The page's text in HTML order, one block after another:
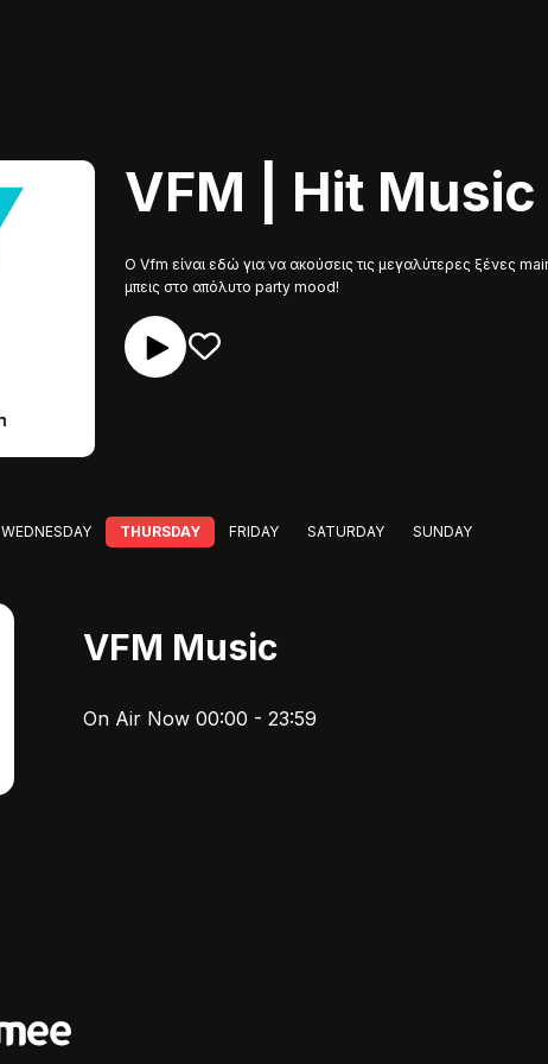
VFM | Hit
Ο Vfm είναι εδώ για να ακούσεις τις μεγαλύτερες ξένες
μπεις στο απόλυτο party mood!
WEDNESDAY THURSDAY FRIDAY SATURDAY SUNDAY
VFM Music
On Air Now 00:00 - 23:59